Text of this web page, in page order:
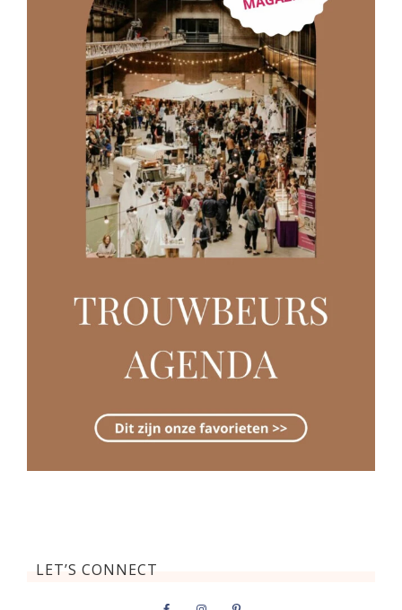
LET’S CONNECT